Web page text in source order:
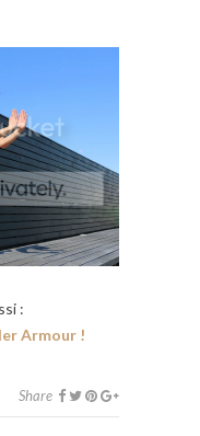
:
Armour !
Share